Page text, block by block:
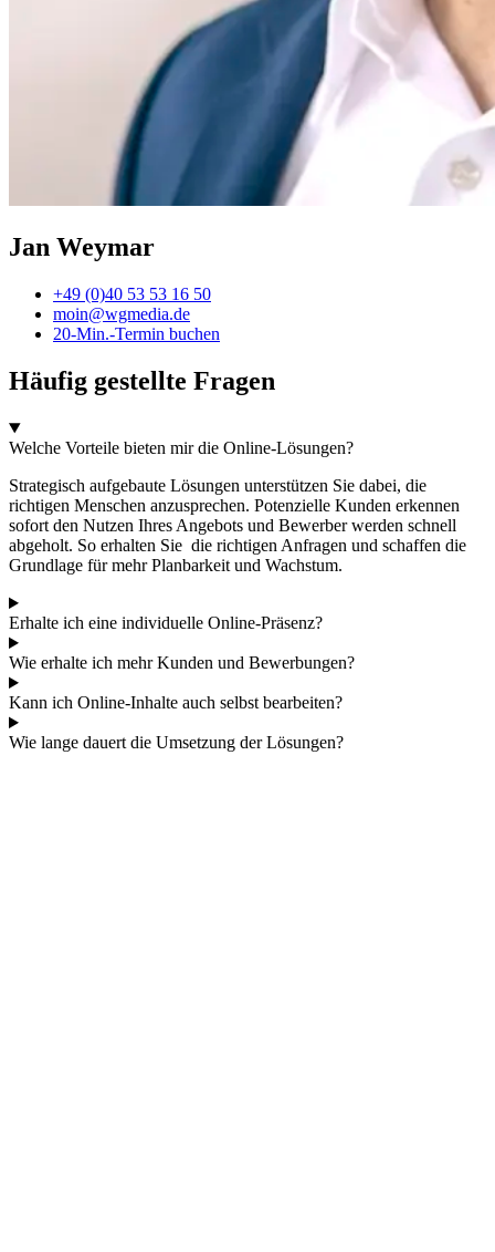
Jan Weymar
+49 (0)40 53 53 16 50
moin@wgmedia.de
20-Min.-Termin buchen
Häufig gestellte Fragen
Welche Vorteile bieten mir die Online-Lösungen?
Strategisch aufgebaute Lösungen unterstützen Sie dabei, die
richtigen Menschen anzusprechen. Potenzielle Kunden erkennen
sofort den Nutzen Ihres Angebots und Bewerber werden schnell
abgeholt. So erhalten Sie die richtigen Anfragen und schaffen die
Grundlage für mehr Planbarkeit und Wachstum.
Erhalte ich eine individuelle Online-Präsenz?
Wie erhalte ich mehr Kunden und Bewerbungen?
Kann ich Online-Inhalte auch selbst bearbeiten?
Wie lange dauert die Umsetzung der Lösungen?